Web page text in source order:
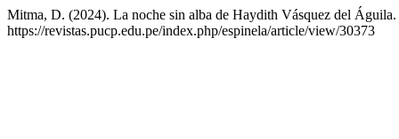
Mitma, D. (2024). La noche sin alba de Haydith Vásquez del Águila.
https://revistas.pucp.edu.pe/index.php/espinela/article/view/30373